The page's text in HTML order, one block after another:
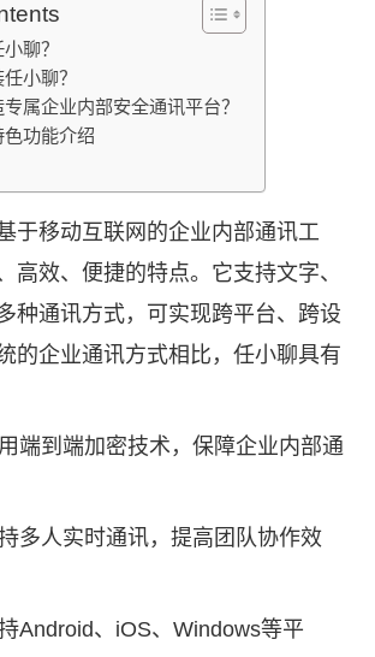
聊？
小聊？
属企业内部安全通讯平台？
功能介绍
于移动互联网的企业内部通讯工
高效、便捷的特点。它支持文字、
种通讯方式，可实现跨平台、跨设
的企业通讯方式相比，任小聊具有
端到端加密技术，保障企业内部通
多人实时通讯，提高团队协作效
Android、iOS、Windows等平